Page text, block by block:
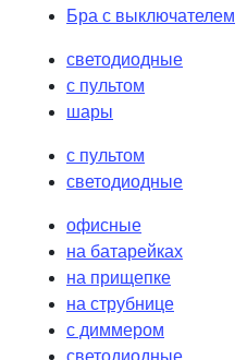
Бра с выключателем
светодиодные
с пультом
шары
с пультом
светодиодные
офисные
на батарейках
на прищепке
на струбнице
с диммером
светодиодные